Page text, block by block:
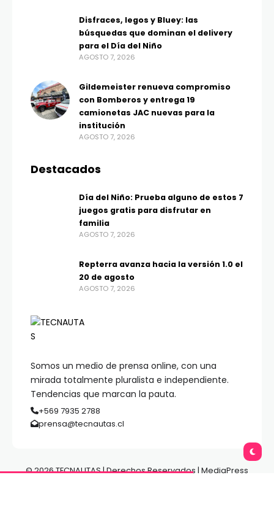
Somos un medio de prensa online, con una
mirada totalmente pluralista e independiente.
Tendencias que marcan la pauta.
+569 7935 2788
prensa@tecnautas.cl
Disfraces, legos y Bluey: las
búsquedas que dominan el delivery
para el Día del Niño
AGOSTO 7, 2026
Gildemeister renueva compromiso
con Bomberos y entrega 19
camionetas JAC nuevas para la
institución
AGOSTO 7, 2026
Destacados
Día del Niño: Prueba alguno de estos 7
juegos gratis para disfrutar en
familia
AGOSTO 7, 2026
Repterra avanza hacia la versión 1.0 el
20 de agosto
AGOSTO 7, 2026
© 2026 TECNAUTAS | Derechos Reservados | MediaPress